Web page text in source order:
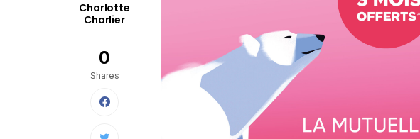
Charlotte
Charlier
0
Shares